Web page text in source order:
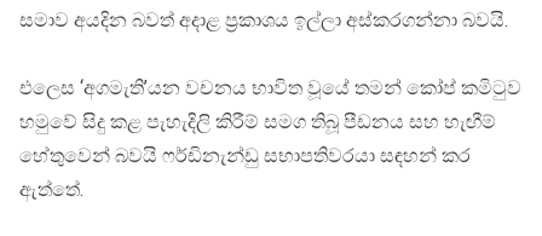
සමාව අයදින බවත් අදාළ ප්‍රකාශය ඉල්ලා අස්කරගන්නා බවයි.
එලෙස ‘අගමැති’යන වචනය භාවිත වූයේ තමන් කෝප් කමිටුව
හමුවේ සිදු කළ පැහැදිලි කිරීම් සමග තිබූ පීඩනය සහ හැඟීම්
හේතුවෙන් බවයි ෆර්ඩිනැන්ඩු සභාපතිවරයා සඳහන් කර
ඇත්තේ.